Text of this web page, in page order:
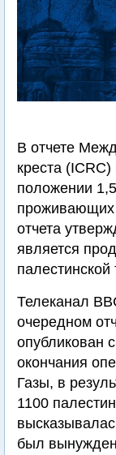
В отчете
креста
положении
проживающих
отчета
является
палестинской
Телеканал
очередном
опубликован
окончания
Газы, в
1100
был